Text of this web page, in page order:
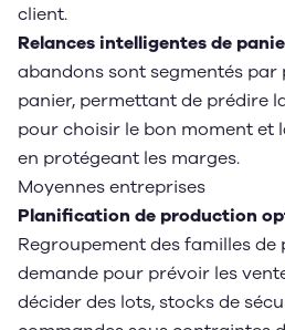
client.
Relances intelligentes de
abandons sont segmentés
panier, permettant de prédire
pour choisir le bon moment et
en protégeant les marges.
Moyennes entreprises
Planification de production
Regroupement des familles
demande pour prévoir les
décider des lots, stocks de